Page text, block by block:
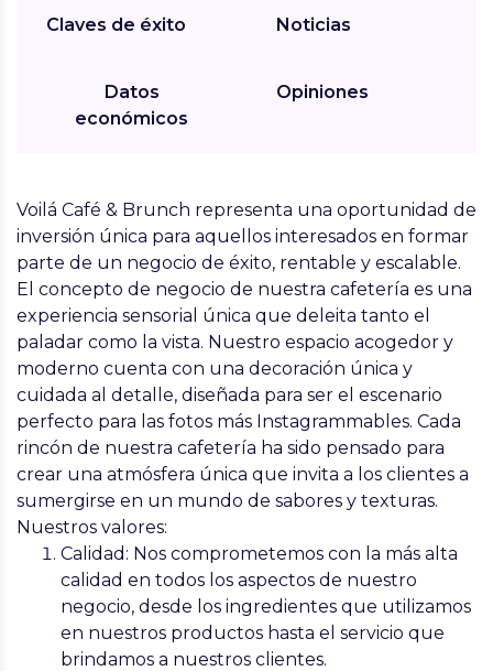
Claves de éxito
Datos
económicos
Noticias
Opiniones
Voilá Café & Brunch representa una oportunidad de
inversión única para aquellos interesados en formar
parte de un negocio de éxito, rentable y escalable.
El concepto de negocio de nuestra cafetería es una
experiencia sensorial única que deleita tanto el
paladar como la vista. Nuestro espacio acogedor y
moderno cuenta con una decoración única y
cuidada al detalle, diseñada para ser el escenario
perfecto para las fotos más Instagrammables. Cada
rincón de nuestra cafetería ha sido pensado para
crear una atmósfera única que invita a los clientes a
sumergirse en un mundo de sabores y texturas.
Nuestros valores:
Calidad: Nos comprometemos con la más alta
calidad en todos los aspectos de nuestro
negocio, desde los ingredientes que utilizamos
en nuestros productos hasta el servicio que
brindamos a nuestros clientes.